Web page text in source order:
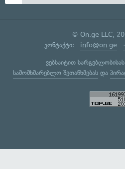
© On.ge LLC,
კონტაქტი: info@on.ge
ვებსაიტით
სამომხმარებლო შეთანხმებასდა